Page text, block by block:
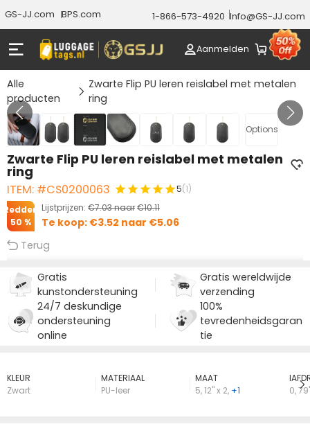
GS-JJ.com BPS.com 1-866-573-4920 Info@GS-JJ.com
Aanmelden
Alle
producten
Zwarte Flip PU leren reislabel met metalen
ring
Options
Gallery 1/7
Zwarte Flip PU leren reislabel met metalen
ring
ITEM: #CS0200063 5(1)
Lijstprijzen: €7.03naar€10.11
Redden
50 %
Te koop: €3.52 naar €5.06
Terug
Gratis
kunstondersteuning
Gratis wereldwijde
verzending
24/7 deskundige
ondersteuning
online
100%
tevredenheidsgaran
tie
KLEUR
Zwart
MATERIAAL
PU-leer
MAAT
5,12" x 2, +1
0,